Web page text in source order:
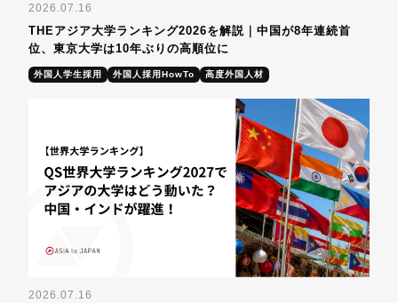
2026.07.16
THEアジア大学ランキング2026を解説｜中国が8年連続首
位、東京大学は10年ぶりの高順位に
外国人学生採用 外国人採用HowTo 高度外国人材
2026.07.16